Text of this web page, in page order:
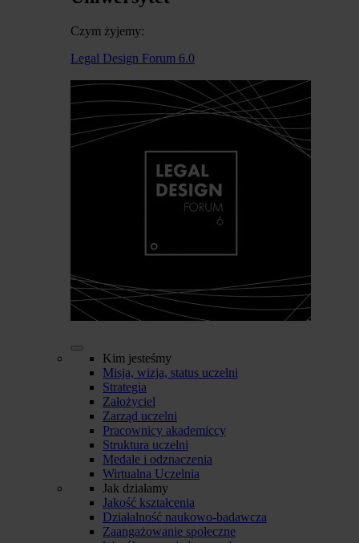
Czym żyjemy:
Legal Design Forum 6.0
Kim jesteśmy
Misja, wizja, status uczelni
Strategia
Założyciel
Zarząd uczelni
Pracownicy akademiccy
Struktura uczelni
Medale i odznaczenia
Wirtualna Uczelnia
Jak działamy
Jakość kształcenia
Działalność naukowo-badawcza
Zaangażowanie społeczne